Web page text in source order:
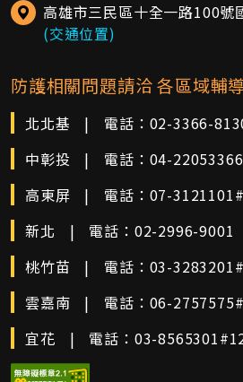
高雄市三民區十全一路100號
(交通位置)
防護相關問題請洽 各區域輔
北北基 | 電話： 02-3366-
中彰投
| 電話： 04-
高東屏
| 電話： 07-
新北
| 電話： 02-2996-9001
桃竹苗
| 電話： 03-
雲嘉南
| 電話： 06-
宜花
| 電話： 03-